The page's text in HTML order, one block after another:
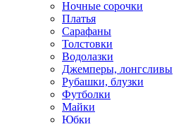
Ночные сорочки
Платья
Сарафаны
Толстовки
Водолазки
Джемперы, лонгсливы
Рубашки, блузки
Футболки
Майки
Юбки